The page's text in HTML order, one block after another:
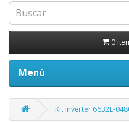
0
Menú
Kit inverter 6632L-